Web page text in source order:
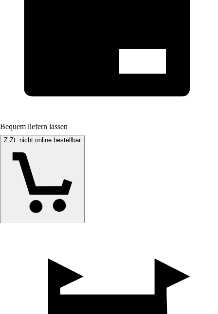
Bequem liefern lassen
Z.Zt. nicht online bestellbar